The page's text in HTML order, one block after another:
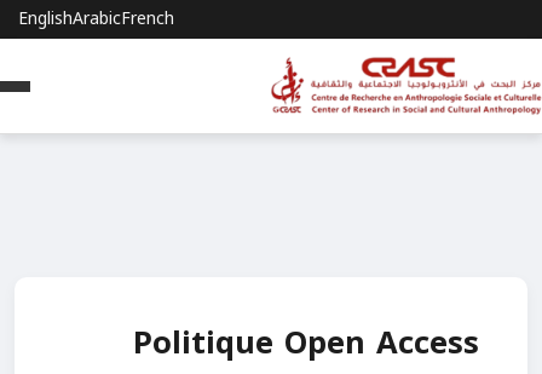
French
Arabic
English
Politique Open Access